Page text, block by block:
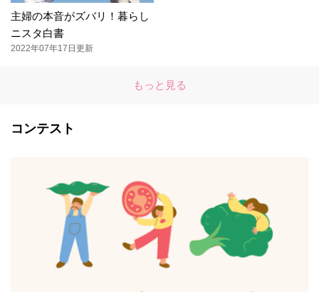
主婦の本音がズバリ！暮らし
ニスタ白書
2022年07年17日更新
もっと見る
コンテスト